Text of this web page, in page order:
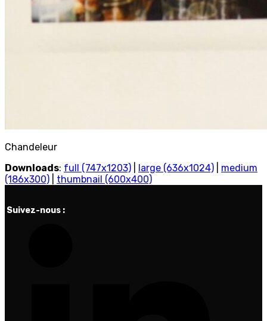
Chandeleur
Downloads: full (747x1203) large (636x1024)
medium
(186x300)
thumbnail (600x400)
Suivez-nous :